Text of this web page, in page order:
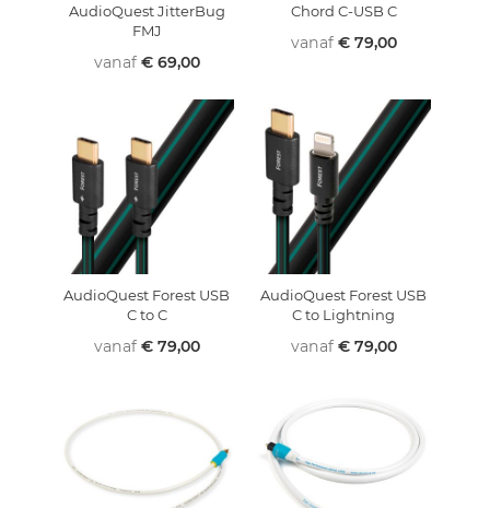
AudioQuest JitterBug
FMJ
vanaf € 69,00
Chord C-USB C
vanaf € 79,00
AudioQuest Forest USB
C to C
vanaf € 79,00
AudioQuest Forest USB
C to Lightning
vanaf € 79,00